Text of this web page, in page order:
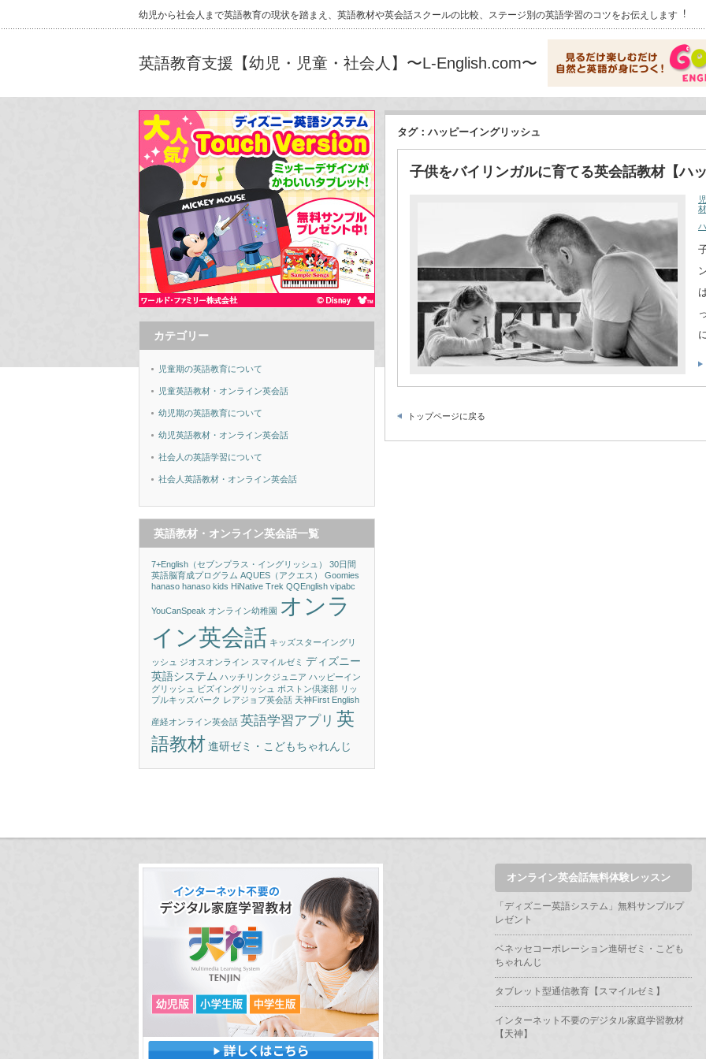
幼児から社会⼈まで英語教育の現状を踏まえ、英語教材や英会話スクールの⽐較、ステージ別の英語学習のコツをお伝えします︕
英語教育支援【幼児・児童・社会人】〜L-English.com〜
タグ：ハッピーイングリッシュ
子供をバイリンガルに育てる英会話教材【ハ
トップページに戻る
カテゴリー
児童期の英語教育について
児童英語教材・オンライン英会話
幼児期の英語教育について
幼児英語教材・オンライン英会話
社会人の英語学習について
社会人英語教材・オンライン英会話
英語教材・オンライン英会話一覧
7+English（セブンプラス・イングリッシュ）
30日間
英語脳育成プログラム AQUES（アクエス）
Goomies
hanaso hanaso kids HiNative Trek QQEnglish vipabc
YouCanSpeak オンライン幼稚園 オンラ
イン英会話 キッズスターイングリ
ッシュ ジオスオンライン スマイルゼミ ディズニー
英語システム ハッチリンクジュニア ハッピーイン
グリッシュ
ビズイングリッシュ ボストン倶楽部 リッ
プルキッズパーク レアジョブ英会話 天神First English
産経オンライン英会話 英語学習アプリ 英
語教材進研ゼミ・こどもちゃれんじ
オンライン英会話無料体験レッスン
「ディズニー英語システム」無料サンプルプ
レゼント
ベネッセコーポレーション進研ゼミ・こども
ちゃれんじ
タブレット型通信教育【スマイルゼミ】
インターネット不要のデジタル家庭学習教材
【天神】